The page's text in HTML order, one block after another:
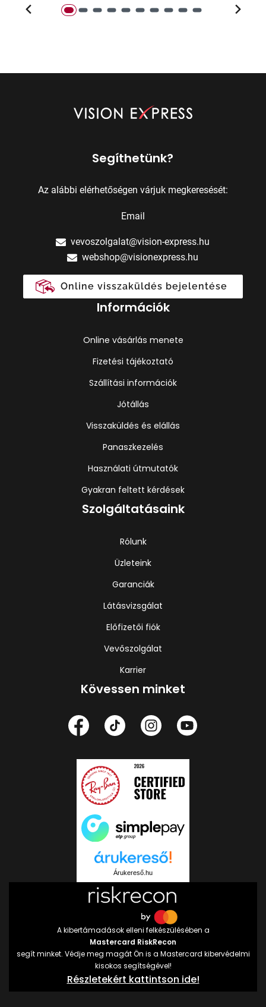
Segíthetünk?
Az alábbi elérhetőségen várjuk megkeresését:
Email
vevoszolgalat@vision-express.hu
webshop@visionexpress.hu
Online visszaküldés bejelentése
Információk
Online vásárlás menete
Fizetési tájékoztató
Szállítási információk
Jótállás
Visszaküldés és elállás
Panaszkezelés
Használati útmutatók
Gyakran feltett kérdések
Szolgáltatásaink
Rólunk
Üzleteink
Garanciák
Látásvizsgálat
Előfizetői fiók
Vevőszolgálat
Karrier
Kövessen minket
Árukereső.hu
A kibertámadások elleni felkészülésében a
Mastercard RiskRecon
segít minket. Védje meg magát Ön is a Mastercard kibervédelmi
kisokos segítségével!
Részletekért kattintson ide!